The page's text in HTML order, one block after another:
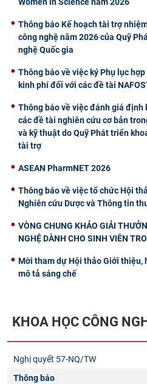
Thông báo Kế hoạch tài trợ
công nghệ năm 2026 của Quỹ
nghệ Quốc gia
Thông báo về việc ký Phụ lục
kinh phí đối với các đề tài
Thông báo về việc đánh giá định
các đề tài nghiên cứu cơ bản
và kỹ thuật do Quỹ Phát triển
tài trợ
ASEAN PharmNET 2026
Thông báo về việc tổ chức Hội
Nghiên cứu Dược và Thông tin
VÒNG CHUNG KHẢO GIẢI
NGHỆ DÀNH CHO SINH VIÊN
Mời tham dự Hội thảo Giới thiệu,
mô tả sáng chế
KHOA HỌC CÔNG
Nghị quyết 57-NQ/TW
Thông báo